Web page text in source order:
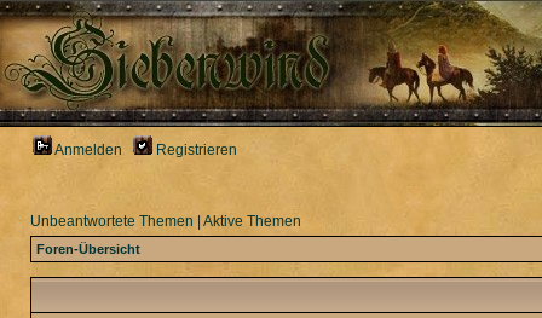
Anmelden Registrieren
Unbeantwortete Themen Aktive Themen
Foren-Übersicht